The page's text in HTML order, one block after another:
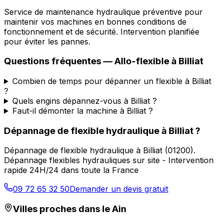
Service de maintenance hydraulique préventive pour
maintenir vos machines en bonnes conditions de
fonctionnement et de sécurité. Intervention planifiée
pour éviter les pannes.
Questions fréquentes —Allo-flexible à Billiat
Combien de temps pour dépanner un flexible à Billiat
?
Quels engins dépannez-vous à Billiat ?
Faut-il démonter la machine à Billiat ?
Dépannage de flexible hydraulique à Billiat?
Dépannage de flexible hydraulique à Billiat (01200).
Dépannage flexibles hydrauliques sur site - Intervention
rapide 24H/24 dans toute la France
09 72 65 32 50Demander un devis gratuit
Villes proches dans leAin